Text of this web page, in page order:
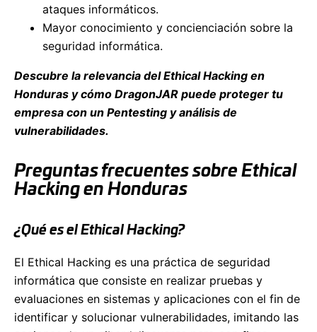
ataques informáticos.
Mayor conocimiento y concienciación sobre la
seguridad informática.
Descubre la relevancia del Ethical Hacking en
Honduras y cómo DragonJAR puede proteger tu
empresa con un Pentesting y análisis de
vulnerabilidades.
Preguntas frecuentes sobre Ethical
Hacking en Honduras
¿Qué es el Ethical Hacking?
El Ethical Hacking es una práctica de seguridad
informática que consiste en realizar pruebas y
evaluaciones en sistemas y aplicaciones con el fin de
identificar y solucionar vulnerabilidades, imitando las